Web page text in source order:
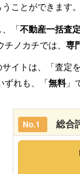
ことができます。
、「不動産一括査
チノカチでは、 専
サイトは、「査定
ずれも、「無料」